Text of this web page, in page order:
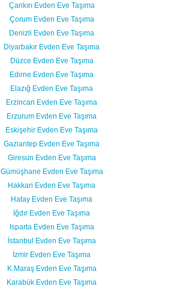
Çankırı Evden Eve Taşıma
Çorum Evden Eve Taşıma
Denizli Evden Eve Taşıma
Diyarbakır Evden Eve Taşıma
Düzce Evden Eve Taşıma
Edirne Evden Eve Taşıma
Elazığ Evden Eve Taşıma
Erzincan Evden Eve Taşıma
Erzurum Evden Eve Taşıma
Eskişehir Evden Eve Taşıma
Gaziantep Evden Eve Taşıma
Giresun Evden Eve Taşıma
Gümüşhane Evden Eve Taşıma
Hakkari Evden Eve Taşıma
Hatay Evden Eve Taşıma
Iğdır Evden Eve Taşıma
Isparta Evden Eve Taşıma
İstanbul Evden Eve Taşıma
İzmir Evden Eve Taşıma
K.Maraş Evden Eve Taşıma
Karabük Evden Eve Taşıma